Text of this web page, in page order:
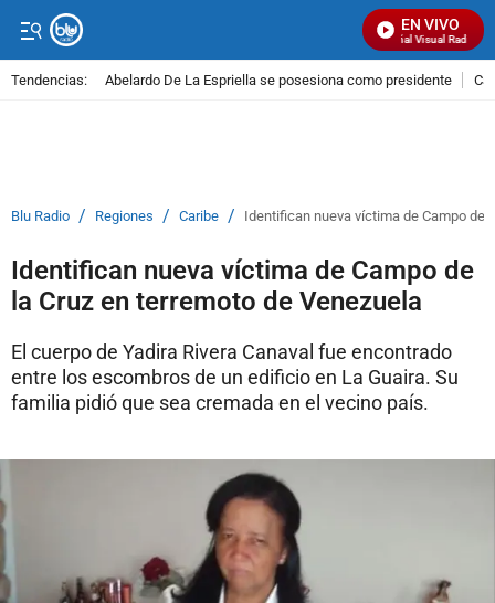
EN VIVO
Señal Visual Radio
Tendencias: Abelardo De La Espriella se posesiona como presidente
Blu Radio / Regiones / Caribe / Identifican nueva víctima de Campo de
Identifican nueva víctima de Campo de
la Cruz en terremoto de Venezuela
El cuerpo de Yadira Rivera Canaval fue encontrado
entre los escombros de un edificio en La Guaira. Su
familia pidió que sea cremada en el vecino país.